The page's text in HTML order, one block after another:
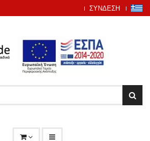
ΣΥΝΔΕΣΗ